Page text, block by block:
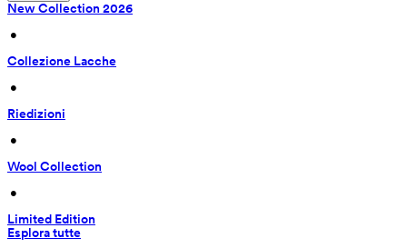
New Collection 2026
•
Collezione Lacche
•
Riedizioni
•
Wool Collection
•
Limited Edition
Esplora tutte